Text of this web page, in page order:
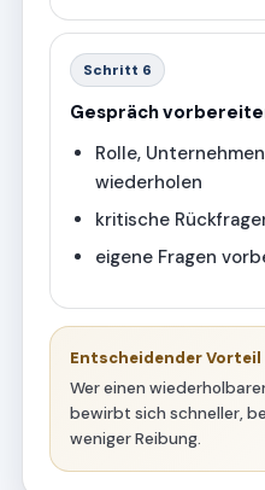
Schritt 6
Gespräch
Rolle,
wiederholen
kritische
eigene Fragen
Entscheidender Vorteil
Wer einen
bewirbt sich schneller,
weniger Reibung.